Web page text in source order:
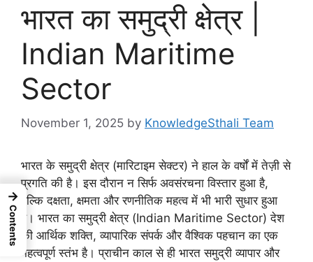
भारत का समुद्री क्षेत्र |
Indian Maritime
Sector
November 1, 2025 by KnowledgeSthali Team
भारत के समुद्री क्षेत्र (मारिटाइम सेक्टर) ने हाल के वर्षों में तेज़ी से
प्रगति की है। इस दौरान न सिर्फ अवसंरचना विस्तार हुआ है,
बल्कि दक्षता, क्षमता और रणनीतिक महत्व में भी भारी सुधार हुआ
है। भारत का समुद्री क्षेत्र (Indian Maritime Sector) देश
की आर्थिक शक्ति, व्यापारिक संपर्क और वैश्विक पहचान का एक
महत्वपूर्ण स्तंभ है। प्राचीन काल से ही भारत समुद्री व्यापार और
→
Contents